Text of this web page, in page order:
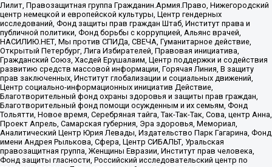
Лилит, Правозащитная группа Гражданин.Армия.Право, Нижегородский
центр немецкой и европейской культуры, Центр гендерных
исследований, Фонд защиты прав граждан Штаб, Институт права и
публичной политики, Фонд борьбы с коррупцией, Альянс врачей,
НАСИЛИЮ.НЕТ, Мы против СПИДа, СВЕЧА, Гуманитарное действие,
Открытый Петербург, Лига Избирателей, Правовая инициатива,
Гражданский Союз, Хасдей Ерушалаим, Центр поддержки и содействия
развитию средств массовой информации, Горячая Линия, В защиту
прав заключенных, Институт глобализации и социальных движений,
Центр социально-информационных инициатив Действие,
Благотворительный фонд охраны здоровья и защиты прав граждан,
Благотворительный фонд помощи осужденным и их семьям, Фонд
Тольятти, Новое время, Серебряная тайга, Так-Так-Так, Сова, центр Анна,
Проект Апрель, Самарская губерния, Эра здоровья, Мемориал,
Аналитический Центр Юрия Левады, Издательство Парк Гагарина, Фонд
имени Андрея Рылькова, Сфера, Центр СИБАЛЬТ, Уральская
правозащитная группа, Женщины Евразии, Институт прав человека,
Фонд защиты гласности, Российский исследовательский центр по